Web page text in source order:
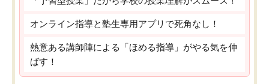
オンライン指導と塾生専用アプリで死角なし！
熱意ある講師陣による「ほめる指導」がやる気を伸
ばす！